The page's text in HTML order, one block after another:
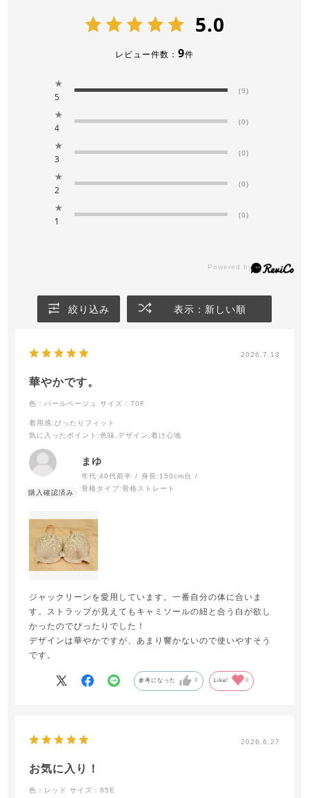
5.0
レビュー件数： 9件
★
5
(9)
★
4
(0)
★
3
(0)
★
2
(0)
★
1
(0)
絞り込み 表示：新しい順
2026.7.13
華やかです。
色：パールベージュ サイズ：70F
着用感:ぴったりフィット
気に入ったポイント :色味,デザイン,着け心地
まゆ
年代:40代前半 身長: 150cm台
骨格タイプ:骨格ストレート
ジャックリーンを愛用しています。一番自分の体に合いま
す。ストラップが見えてもキャミソールの紐と合う白が欲し
かったのでぴったりでした！
デザインは華やかですが、あまり響かないので使いやすそう
です。
参考になった 0 Like! 0
2026.6.27
お気に入り！
色：レッド サイズ：65E